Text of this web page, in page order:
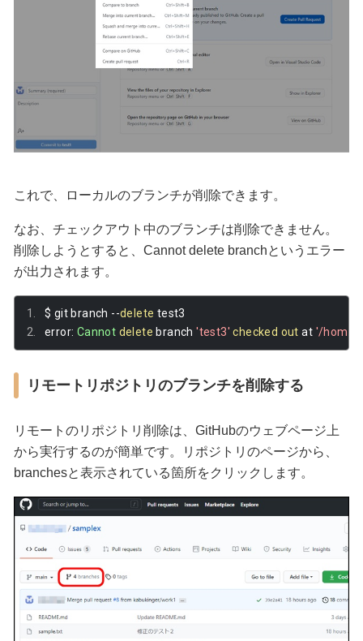
これで、ローカルのブランチが削除できます。
なお、チェックアウト中のブランチは削除できません。
削除しようとすると、Cannot delete branchというエラー
が出力されます。
$ git branch --delete test3
error: Cannot delete branch 'test3' checked out at '/home/
リモートリポジトリのブランチを削除する
リモートのリポジトリ削除は、GitHubのウェブページ上
から実行するのが簡単です。リポジトリのページから、
branchesと表示されている箇所をクリックします。